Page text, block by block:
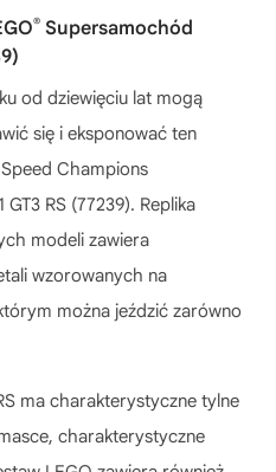
® Supersamochód
od dziewięciu lat mogą
się i eksponować ten
Speed Champions
RS (77239). Replika
modeli zawiera
wzorowanych na
można jeździć zarówno
ma charakterystyczne tylne
charakterystyczne